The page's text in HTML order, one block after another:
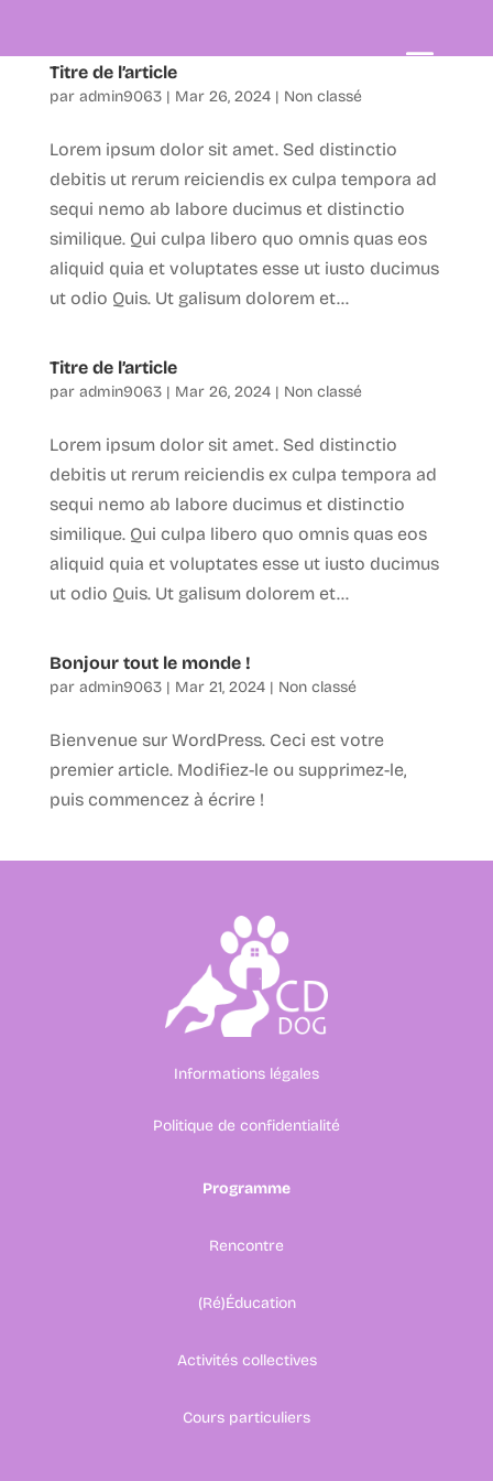
Titre de l’article
par admin9063| Mar 26, 2024| Non classé
Lorem ipsum dolor sit amet. Sed distinctio
debitis ut rerum reiciendis ex culpa tempora ad
sequi nemo ab labore ducimus et distinctio
similique. Qui culpa libero quo omnis quas eos
aliquid quia et voluptates esse ut iusto ducimus
ut odio Quis. Ut galisum dolorem et...
Titre de l’article
par admin9063| Mar 26, 2024| Non classé
Lorem ipsum dolor sit amet. Sed distinctio
debitis ut rerum reiciendis ex culpa tempora ad
sequi nemo ab labore ducimus et distinctio
similique. Qui culpa libero quo omnis quas eos
aliquid quia et voluptates esse ut iusto ducimus
ut odio Quis. Ut galisum dolorem et...
Bonjour tout le monde !
par admin9063| Mar 21, 2024| Non classé
Bienvenue sur WordPress. Ceci est votre
premier article. Modifiez-le ou supprimez-le,
puis commencez à écrire !
Informations légales
Politique de confidentialité
Programme
Rencontre
(Ré)Éducation
Activités collectives
Cours particuliers